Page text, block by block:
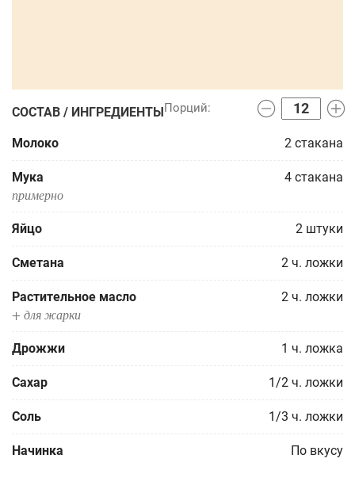
СОСТАВ / ИНГРЕДИЕНТЫ
Молоко 2 стакана
Мука 4 стакана
примерно
Яйцо 2 штуки
Сметана 2 ч. ложки
Растительное масло 2 ч. ложки
+ для жарки
Дрожжи 1 ч. ложка
Сахар 1/2 ч. ложки
Соль 1/3 ч. ложки
Начинка По вкусу